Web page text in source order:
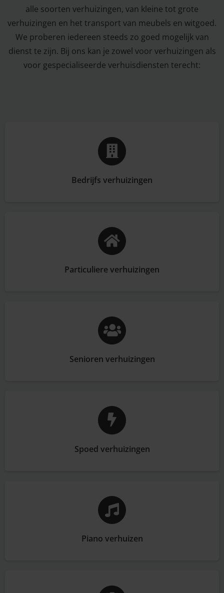
alle soorten verhuizingen, van kleine tot grote
verhuizingen en het transport van meubels en witgoed.
We proberen iedereen steeds zo goed mogelijk van
dienst te zijn. Bij ons kan je zowel voor verhuizingen als
voor gespecialiseerde verhuisdiensten terecht:
Bedrijfs verhuizingen
Particuliere verhuizingen
Senioren verhuizingen
Spoed verhuizingen
Piano verhuizen